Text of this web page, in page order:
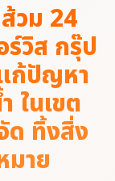
วม 24
ร์วิส กรุ๊ป
ก้ปัญหา
ในเขต
ด ทิ้งสิ่ง
าย